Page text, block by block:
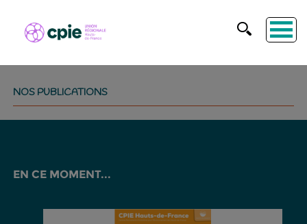
NOS PUBLICATIONS
EN CE MOMENT...